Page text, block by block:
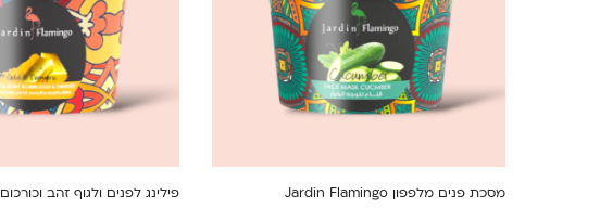
מסכת פנים מלפפון Jardin Flamingo פילינג לפנים ולגוף זהב וכורכום Jardin flamingo